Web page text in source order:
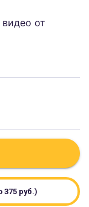
от
375руб.)